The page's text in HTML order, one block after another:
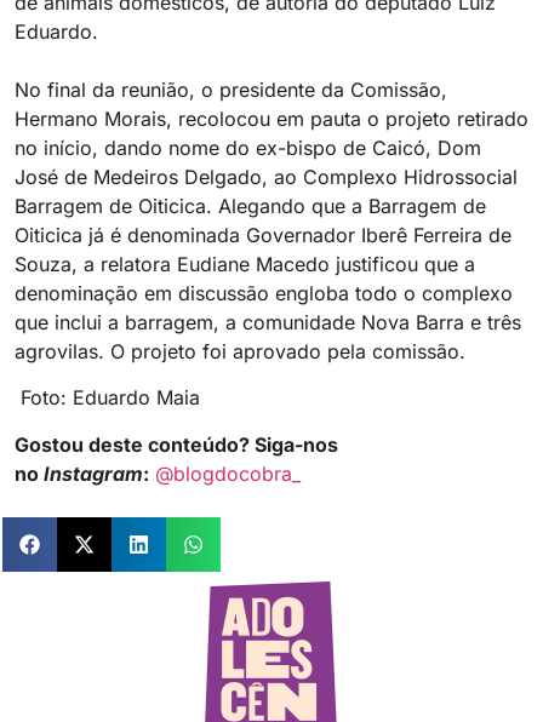
Eduardo.
No final da reunião, o presidente da Comissão,
Hermano Morais, recolocou em pauta o projeto retirado
no início, dando nome do ex-bispo de Caicó, Dom
José de Medeiros Delgado, ao Complexo Hidrossocial
Barragem de Oiticica. Alegando que a Barragem de
Oiticica já é denominada Governador Iberê Ferreira de
Souza, a relatora Eudiane Macedo justificou que a
denominação em discussão engloba todo o complexo
que inclui a barragem, a comunidade Nova Barra e três
agrovilas. O projeto foi aprovado pela comissão.
Foto: Eduardo Maia
Gostou deste conteúdo? Siga-nos
no Instagram: @blogdocobra_